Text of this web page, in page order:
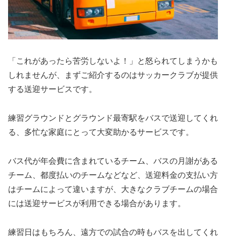
「これがあったら苦労しないよ！」と怒られてしまうかも
しれませんが、まずご紹介するのはサッカークラブが提供
する送迎サービスです。
練習グラウンドとグラウンド最寄駅をバスで送迎してくれ
る、多忙な家庭にとって大変助かるサービスです。
バス代が年会費に含まれているチーム、バスの月謝がある
チーム、都度払いのチームなどなど、送迎料金の支払い方
はチームによって違いますが、大きなクラブチームの場合
には送迎サービスが利用できる場合があります。
練習日はもちろん、遠方での試合の時もバスを出してくれ